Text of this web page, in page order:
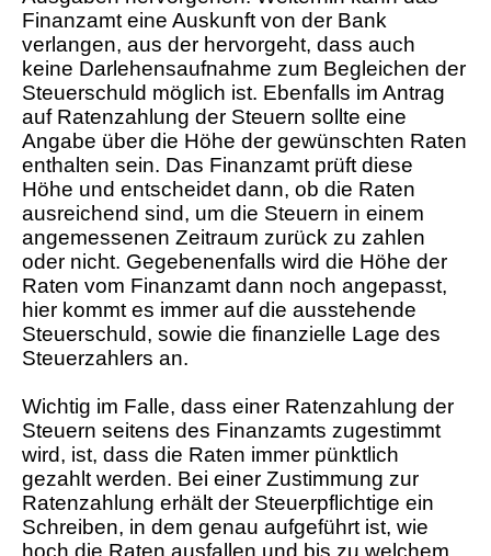
Finanzamt eine Auskunft von der Bank
verlangen, aus der hervorgeht, dass auch
keine Darlehensaufnahme zum Begleichen der
Steuerschuld möglich ist. Ebenfalls im Antrag
auf Ratenzahlung der Steuern sollte eine
Angabe über die Höhe der gewünschten Raten
enthalten sein. Das Finanzamt prüft diese
Höhe und entscheidet dann, ob die Raten
ausreichend sind, um die Steuern in einem
angemessenen Zeitraum zurück zu zahlen
oder nicht. Gegebenenfalls wird die Höhe der
Raten vom Finanzamt dann noch angepasst,
hier kommt es immer auf die ausstehende
Steuerschuld, sowie die finanzielle Lage des
Steuerzahlers an.
Wichtig im Falle, dass einer Ratenzahlung der
Steuern seitens des Finanzamts zugestimmt
wird, ist, dass die Raten immer pünktlich
gezahlt werden. Bei einer Zustimmung zur
Ratenzahlung erhält der Steuerpflichtige ein
Schreiben, in dem genau aufgeführt ist, wie